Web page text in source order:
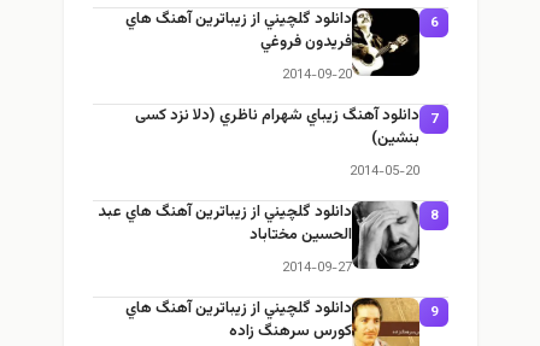
دانلود گلچيني از زيباترين آهنگ هاي
فريدون فروغي
2014-09-20
دانلود آهنگ زيباي شهرام ناظري (دلا نزد کسی
دانلود گلچيني از زيباترين آهنگ هاي عبد
الحسين مختاباد
2014-09-27
دانلود گلچيني از زيباترين آهنگ هاي
كورس سرهنگ زاده